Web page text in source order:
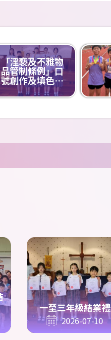
「淫褻及不雅物
品管制條例」口
號創作及填色比
賽2025-26
一至三年級結業禮
2026-07-10